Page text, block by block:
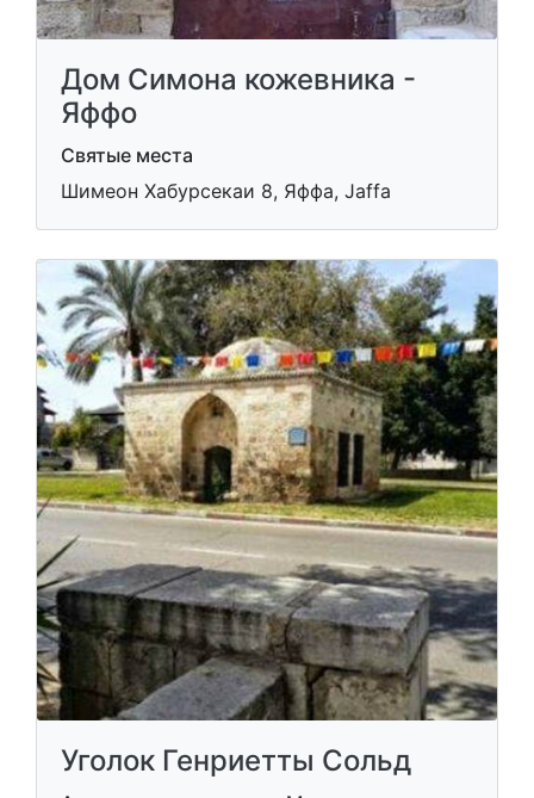
Дом Симона кожевника -
Яффо
Святые места
Шимеон Хабурсекаи 8, Яффа, Jaffa
Уголок Генриетты Сольд